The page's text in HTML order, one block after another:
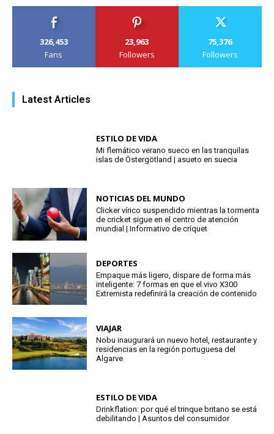
326,453
Fans
23,963
Followers
75,376
Followers
Latest Articles
ESTILO DE VIDA
Mi flemático verano sueco en las tranquilas
islas de Östergötland | asueto en suecia
NOTICIAS DEL MUNDO
Clicker vírico suspendido mientras la tormenta
de cricket sigue en el centro de atención
mundial | Informativo de críquet
DEPORTES
Empaque más ligero, dispare de forma más
inteligente: 7 formas en que el vivo X300
Extremista redefinirá la creación de contenido
VIAJAR
Nobu inaugurará un nuevo hotel, restaurante y
residencias en la región portuguesa del
Algarve
ESTILO DE VIDA
Drinkflation: por qué el trinque britano se está
debilitando | Asuntos del consumidor